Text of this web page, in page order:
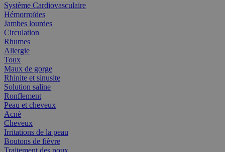
Système Cardiovasculaire
Hémorroïdes
Jambes lourdes
Circulation
Rhumes
Allergie
Toux
Maux de gorge
Rhinite et sinusite
Solution saline
Ronflement
Peau et cheveux
Acné
Cheveux
Irritations de la peau
Boutons de fièvre